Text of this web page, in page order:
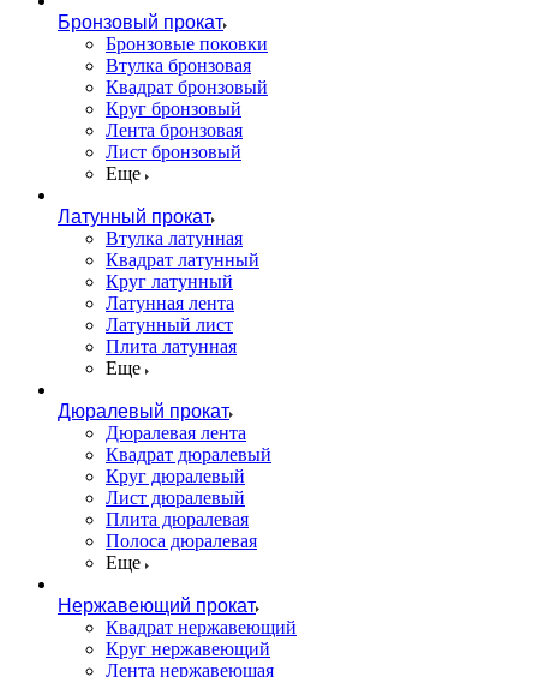
Бронзовый прокат
Бронзовые поковки
Втулка бронзовая
Квадрат бронзовый
Круг бронзовый
Лента бронзовая
Лист бронзовый
Еще
Латунный прокат
Втулка латунная
Квадрат латунный
Круг латунный
Латунная лента
Латунный лист
Плита латунная
Еще
Дюралевый прокат
Дюралевая лента
Квадрат дюралевый
Круг дюралевый
Лист дюралевый
Плита дюралевая
Полоса дюралевая
Еще
Нержавеющий прокат
Квадрат нержавеющий
Круг нержавеющий
Лента нержавеющая